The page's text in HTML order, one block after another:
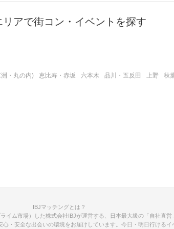
リアで街コン・イベントを探す
・丸の内) 恵比寿・赤坂 六本木 品川・五反田 上野
秋
IBJマッチングとは？
イム市場）した株式会社IBJが運営する、日本最大級の「自社直
・安全な出会いの環境をお届けしています。今日・明日行ける